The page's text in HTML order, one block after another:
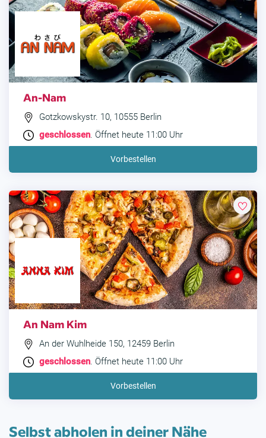
An-Nam
Gotzkowskystr. 10, 10555 Berlin
geschlossen. Öffnet heute 11:00 Uhr
Vorbestellen
An Nam Kim
An der Wuhlheide 150, 12459 Berlin
geschlossen. Öffnet heute 11:00 Uhr
Vorbestellen
Selbst abholen in deiner Nähe